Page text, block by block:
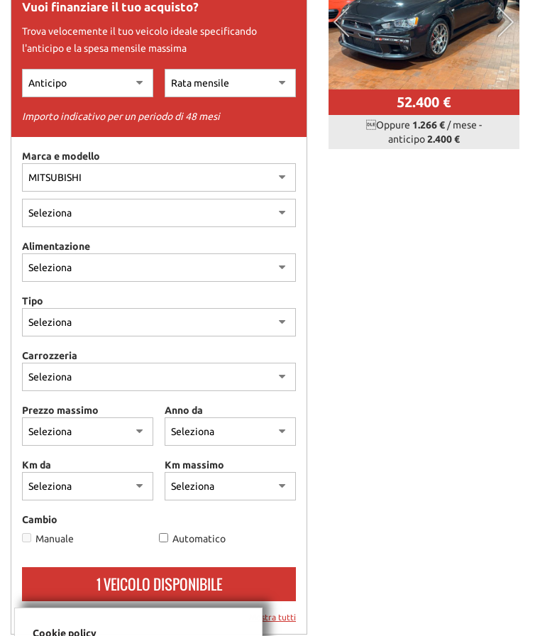
Vuoi finanziare il tuo acquisto?
Trova velocemente il tuo veicolo ideale specificando
l'anticipo e la spesa mensile massima
Importo indicativo per un periodo di 48 mesi
Marca e modello
Alimentazione
Tipo
Carrozzeria
Prezzo massimo Anno da
Km da Km massimo
Cambio
Manuale
Automatico
1 VEICOLO DISPONIBILE
Mostra tutti
52.400 €
Oppure 1.266 €/ mese -
anticipo2.400 €
Cookie policy
tracciamento
adottiamo
per
funzionalità
svolgere
di
seguito
descritte.
ottenere
informazioni
funzionamento
di
tracciamento
si
alla
cookie
policy.
Puoi
rivedere
modificare
le
scelte